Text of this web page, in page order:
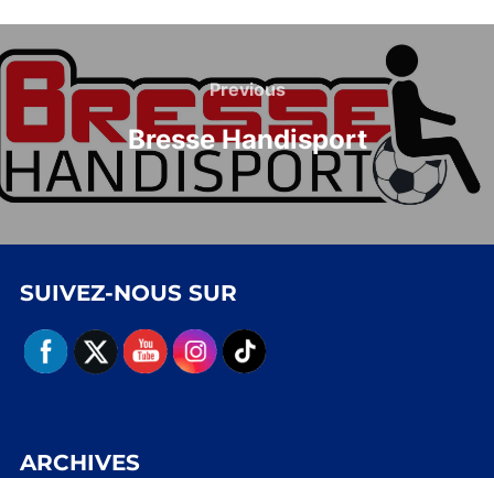
Navigation
de
l’article
Previous
Previous
Bresse Handisport
SUIVEZ-NOUS SUR
ARCHIVES